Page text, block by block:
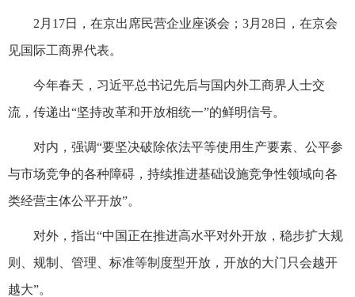
2月17日，在京出席民营企业座谈会；3月28日，在京会
见国际工商界代表。
今年春天，习近平总书记先后与国内外工商界人士交
流，传递出“坚持改革和开放相统一”的鲜明信号。
对内，强调“要坚决破除依法平等使用生产要素、公平参
与市场竞争的各种障碍，持续推进基础设施竞争性领域向各
类经营主体公平开放”。
对外，指出“中国正在推进高水平对外开放，稳步扩大规
则、规制、管理、标准等制度型开放，开放的大门只会越开
越大”。